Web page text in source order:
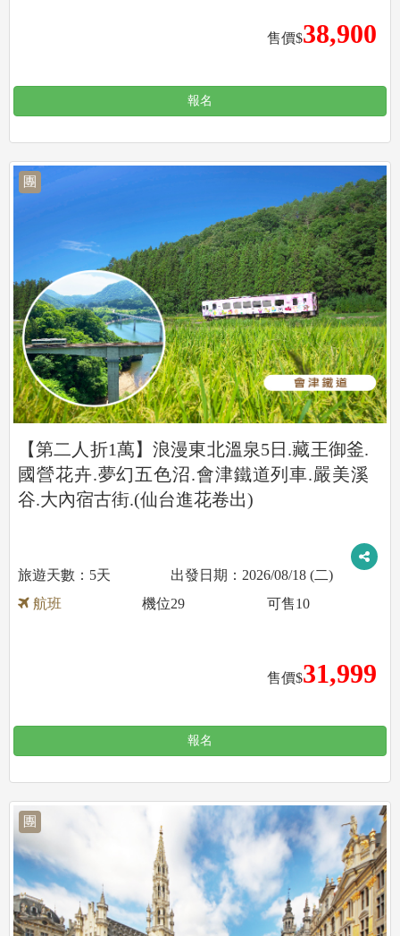
售價$38,900
報名
團
【第二人折1萬】浪漫東北溫泉5日.藏王御釜.
國營花卉.夢幻五色沼.會津鐵道列車.嚴美溪
谷.大內宿古街.(仙台進花卷出)
5天
2026/08/18 (二)
航班
售價$31,999
機位29 可售10
報名
團